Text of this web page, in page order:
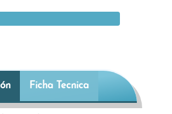
Ficha Tecnica